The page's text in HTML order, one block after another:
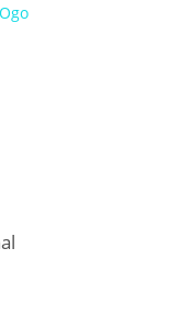
Ogo